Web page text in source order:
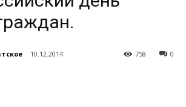
10.12.2014 0
758